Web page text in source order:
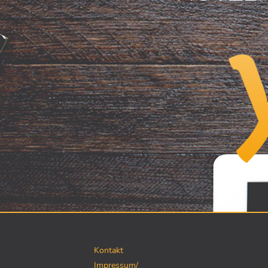
Kontakt
Impressum/